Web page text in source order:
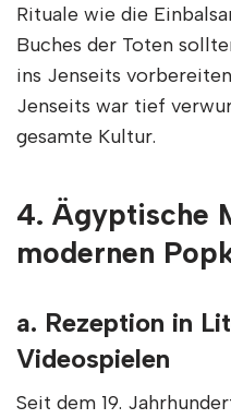
Rituale wie die
Buches der Toten
ins Jenseits
Jenseits war tief
gesamte Kultur.
4. Ägyptische
modernen
a. Rezeption in
Videospielen
Seit dem 19.